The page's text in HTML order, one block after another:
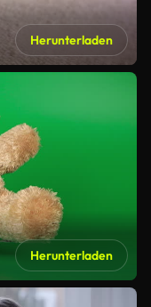
Herunterladen
Herunterladen